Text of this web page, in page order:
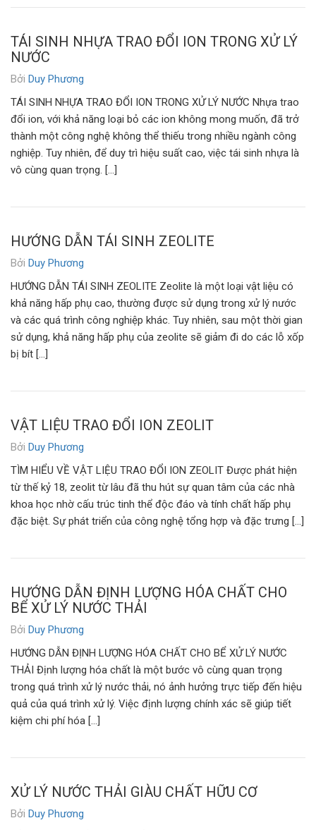
TÁI SINH NHỰA TRAO ĐỔI ION TRONG XỬ LÝ
NƯỚC
Bởi Duy Phương
TÁI SINH NHỰA TRAO ĐỔI ION TRONG XỬ LÝ NƯỚC Nhựa trao
đổi ion, với khả năng loại bỏ các ion không mong muốn, đã trở
thành một công nghệ không thể thiếu trong nhiều ngành công
nghiệp. Tuy nhiên, để duy trì hiệu suất cao, việc tái sinh nhựa là
vô cùng quan trọng. […]
HƯỚNG DẪN TÁI SINH ZEOLITE
Bởi Duy Phương
HƯỚNG DẪN TÁI SINH ZEOLITE Zeolite là một loại vật liệu có
khả năng hấp phụ cao, thường được sử dụng trong xử lý nước
và các quá trình công nghiệp khác. Tuy nhiên, sau một thời gian
sử dụng, khả năng hấp phụ của zeolite sẽ giảm đi do các lỗ xốp
bị bít […]
VẬT LIỆU TRAO ĐỔI ION ZEOLIT
Bởi Duy Phương
TÌM HIỂU VỀ VẬT LIỆU TRAO ĐỔI ION ZEOLIT Được phát hiện
từ thế kỷ 18, zeolit từ lâu đã thu hút sự quan tâm của các nhà
khoa học nhờ cấu trúc tinh thể độc đáo và tính chất hấp phụ
đặc biệt. Sự phát triển của công nghệ tổng hợp và đặc trưng […]
HƯỚNG DẪN ĐỊNH LƯỢNG HÓA CHẤT CHO
BỂ XỬ LÝ NƯỚC THẢI
Bởi Duy Phương
HƯỚNG DẪN ĐỊNH LƯỢNG HÓA CHẤT CHO BỂ XỬ LÝ NƯỚC
THẢI Định lượng hóa chất là một bước vô cùng quan trọng
trong quá trình xử lý nước thải, nó ảnh hưởng trực tiếp đến hiệu
quả của quá trình xử lý. Việc định lượng chính xác sẽ giúp tiết
kiệm chi phí hóa […]
XỬ LÝ NƯỚC THẢI GIÀU CHẤT HỮU CƠ
Bởi Duy Phương